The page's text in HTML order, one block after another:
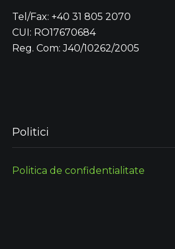
Tel/Fax: +40 31 805 2070
CUI: RO17670684
Reg. Com: J40/10262/2005
Politici
Politica de confidentialitate